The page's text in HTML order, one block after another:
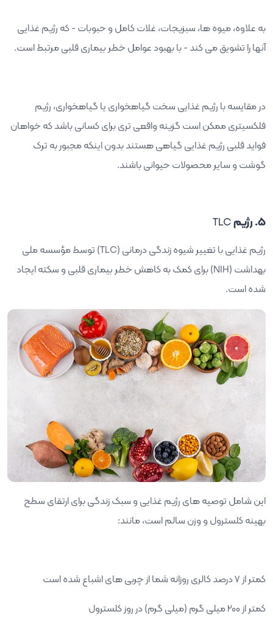
به علاوه، میوه ها، سبزیجات، غلات کامل و حبوبات - که رژیم غذایی
آنها را تشویق می کند - با بهبود عوامل خطر بیماری قلبی مرتبط است.
در مقایسه با رژیم غذایی سخت گیاهخواری یا گیاهخواری، رژیم
فلکسیتری ممکن است گزینه واقعی تری برای کسانی باشد که خواهان
فواید قلبی رژیم غذایی گیاهی هستند بدون اینکه مجبور به ترک
گوشت و سایر محصولات حیوانی باشند.
5. رژیم TLC
رژیم غذایی با تغییر شیوه زندگی درمانی (TLC) توسط مؤسسه ملی
بهداشت (NIH) برای کمک به کاهش خطر بیماری قلبی و سکته ایجاد
شده است.
این شامل توصیه های رژیم غذایی و سبک زندگی برای ارتقای سطح
بهینه کلسترول و وزن سالم است، مانند:
کمتر از ۷ درصد کالری روزانه شما از چربی های اشباع شده است
کمتر از 200 میلی گرم (میلی گرم) در روز کلسترول